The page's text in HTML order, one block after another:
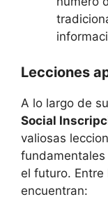
Lecciones
A lo largo de
Social
valiosas
el futuro. Entre
encuentran: